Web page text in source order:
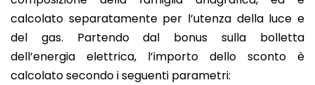
calcolato separatamente per l’utenza della luce e
del gas. Partendo dal bonus sulla bolletta
dell’energia elettrica, l’importo dello sconto è
calcolato secondo i seguenti parametri: